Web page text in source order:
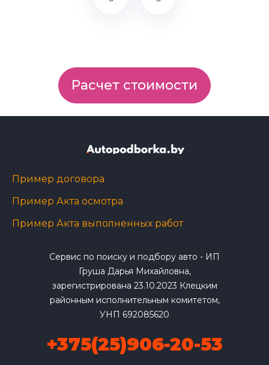
Расчет стоимости
Пример договора
Пример Акта осмотра
Пример Акта выполненных работ
Сервис по поиску и подбору авто - ИП
Груша Дарья Михайловна,
зарегистрирована 23.10.2023 Клецким
районным исполнительным комитетом,
УНП 692085620
+375(25)906-20-53